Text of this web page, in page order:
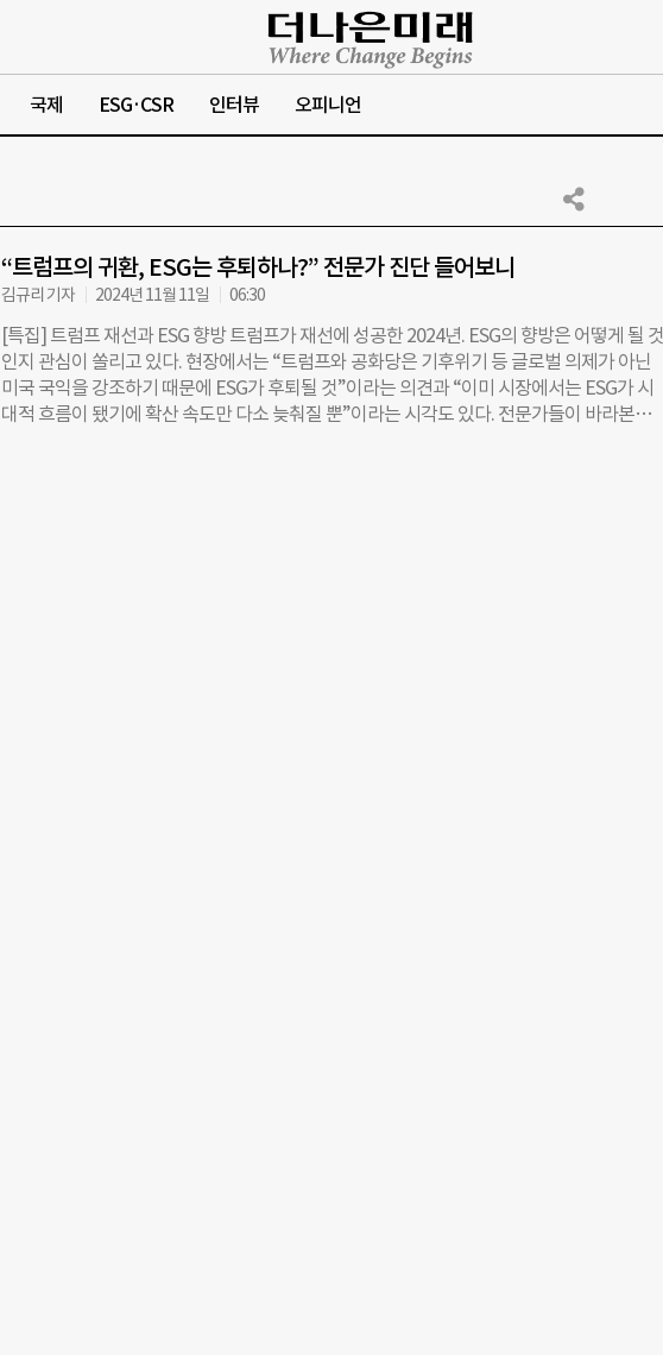
국제 ESG·CSR 인터뷰 오피니언
“트럼프의 귀환, ESG는 후퇴하나?” 전문가 진단 들어보니
김규리 기자 2024년 11월 11일 06:30
[특집] 트럼프 재선과 ESG 향방 트럼프가 재선에 성공한 2024년. ESG의 향방은 어떻게 될 것
인지 관심이 쏠리고 있다. 현장에서는 “트럼프와 공화당은 기후위기 등 글로벌 의제가 아닌
미국 국익을 강조하기 때문에 ESG가 후퇴될 것”이라는 의견과 “이미 시장에서는 ESG가 시
대적 흐름이 됐기에 확산 속도만 다소 늦춰질 뿐”이라는 시각도 있다. 전문가들이 바라본